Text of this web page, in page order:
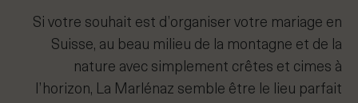
Si votre souhait est d’organiser votre mariage en
Suisse, au beau milieu de la montagne et de la
nature avec simplement crêtes et cimes à
l’horizon, La Marlénaz semble être le lieu parfait